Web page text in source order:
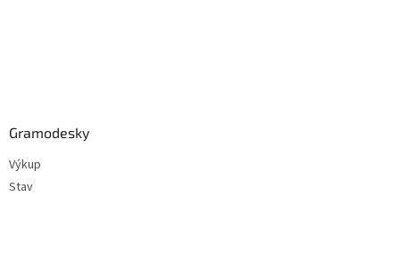
Gramodesky
Výkup
Stav